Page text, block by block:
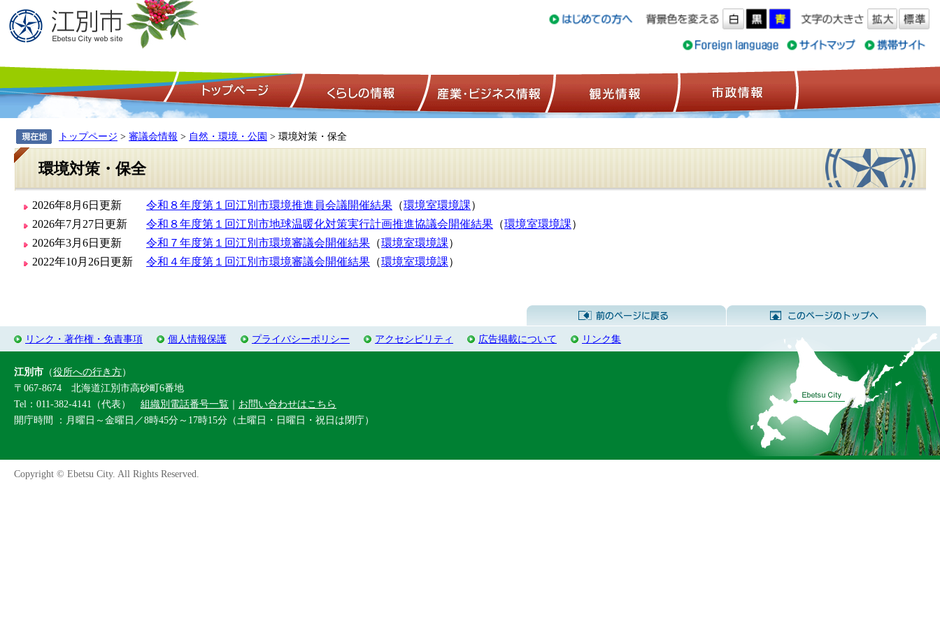
トップページ くらしの情報 産業・ビジネス情報 観光情報
トップページ > 審議会情報 > 自然・環境・公園 > 環境対策・保全
環境対策・保全
2026年8月6日更新 令和８年度第１回江別市環境推進員会議開催結果 （環境室環境課）
2026年7月27日更新
令和８年度第１回江別市地球温暖化対策実行計画推進協議会開催結果 （環境室環境課）
2026年3月6日更新
令和７年度第１回江別市環境審議会開催結果 （環境室環境課）
2022年10月26日更新
令和４年度第１回江別市環境審議会開催結果 （環境室環境課）
前のページに戻る
リンク・著作権・免責事項 個人情報保護 プライバシーポリシー アクセシビリティ 広告掲載について リンク集
江別市 （役所への行き方）
〒067-8674 北海道江別市高砂町6番地
Tel：011-382-4141（代表） 組織別電話番号一覧 ｜ お問い合わせはこちら
開庁時間 ：月曜日～金曜日／8時45分～17時15分（土曜日・日曜日・祝日は閉庁）
Copyright © Ebetsu City. All Rights Reserved.